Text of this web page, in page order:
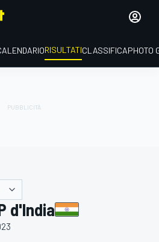
RISULTATICLASSIFICAPHOTO
d'India